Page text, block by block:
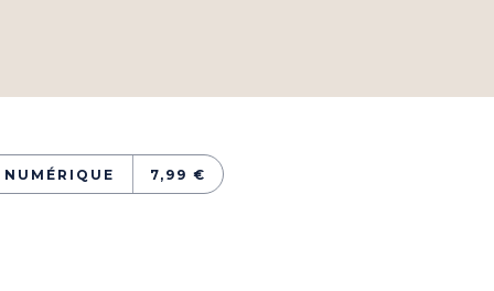
NUMÉRIQUE 7,99 €